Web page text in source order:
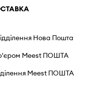
Нова Пошта
Meest ПОШТА
Мeest ПОШТА